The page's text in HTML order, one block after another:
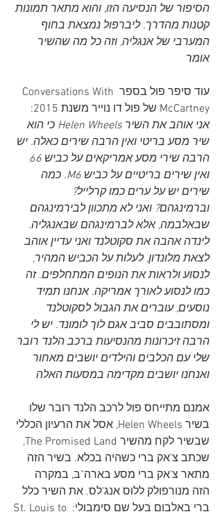
הסיפור של הנסיעה הזו, והוא מתאר תמונות
קטנות מהדרך. ליברפול נמצאת בחוף
המערבי של אנגליה, וזה כל מה שהשיר
אומר
עוד סיפר פול בספר Conversations With
McCartney של פול דו נוייר משנת
2015:
אני אוהב את השיר Helen Wheels כי הוא
שיר מסע בריטי ואין הרבה שירים כאלה. יש
ואין שירים בריטיים על כביש M6. כמה
שירים יש על ערים כמו קרלייל?
וברמינגהם? ואני לא מתכוון לבירמינגהם
שבאלבמה, אלא לברמינגהם שבאנגליה.
לינדה אהבה את סקוטלנד ואני עדיין אוהב
לצאת מלונדון, לעלות על הכביש המהיר,
לנסוע ולראות את הנופים המתחלפים. זה
כמו לנסוע לאורך אמריקה. אנחנו תמיד
נוסעים, עוברים את הגבול לסקוטלנד
ומסתובבים סביב אגם לוך לומונד. יש לי
הרבה זיכרונות מהנסיעות ברכב הלנד רובר
שלי עם הכלבים והילדים יושבים מאחור
ואנחנו יושבים מקדימה במסעות האלה
אמנם מתייחס פול לרכב הלנד רובר שלו
בשיר Helen Wheels, אסל את הרעיון הכללי
שבשיר לקח מהשיר
The Promised Land,
שכתב צ'אק ברי כשהיה בכלא. בשיר הזה
מתאר צ'אק ברי מסע בארה"ב, במקרה
הזה מנורפולק ללוס אנג'לס. את השיר כלל
ברי באלבום בעל שם סימבולי: St. Louis to